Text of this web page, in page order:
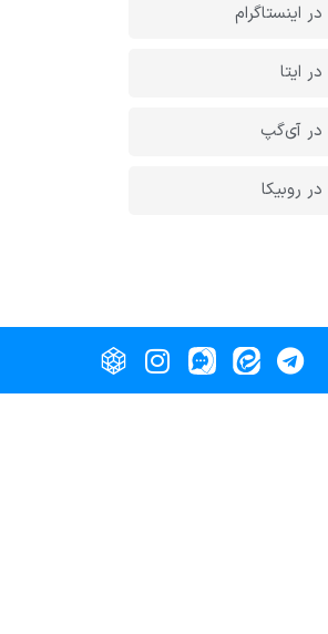
اینستاگرام
ایتا
در آی‌گپ
روبیکا